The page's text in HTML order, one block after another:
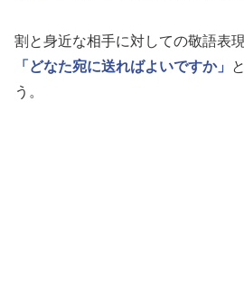
割と身近な相手に対しての敬語表
「どなた宛に送ればよいですか」
う。